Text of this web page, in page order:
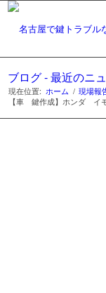
ブログ - 最近のニ
現在位置: ホーム / 現場報
【車 鍵作成】ホンダ イ